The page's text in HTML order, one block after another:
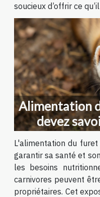
soucieux d’offrir ce
Alimentation
devez
L'alimentation du
garantir sa santé et
les besoins
carnivores peuvent
propriétaires. Cet